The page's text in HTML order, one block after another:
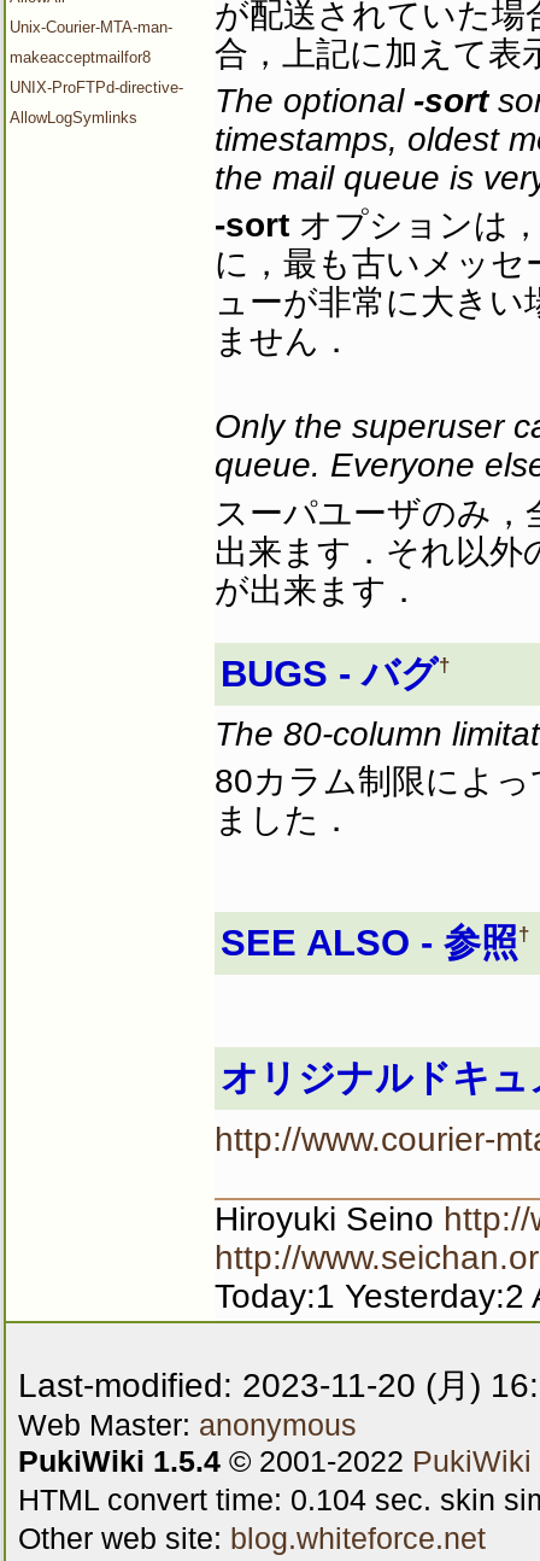
Unix-Courier-MTA-man-
makeacceptmailfor8
UNIX-ProFTPd-directive-
AllowLogSymlinks
が配送されていた場
合，上記に加えて表
The optional -sort
timestamps, oldest
the mail queue is
-sort オプションは
に，最も古いメッ
ューが非常に大き
ません．
Only the superuser
queue. Everyone
スーパユーザのみ
出来ます．それ以外
が出来ます．
BUGS - バグ†
The 80-column
80カラム制限によ
ました．
SEE ALSO - 参照†
オリジナルドキュ
http://www.courier-
Hiroyuki Seino http://
http://
Today:1 Yesterday:2
Last-modified: 2023-11-20 (月)
Web Master: anonymous
PukiWiki 1.5.4 © 2001-2022 PukiWiki
HTML convert time: 0.104 sec. skin
Other web site: blog.whiteforce.net